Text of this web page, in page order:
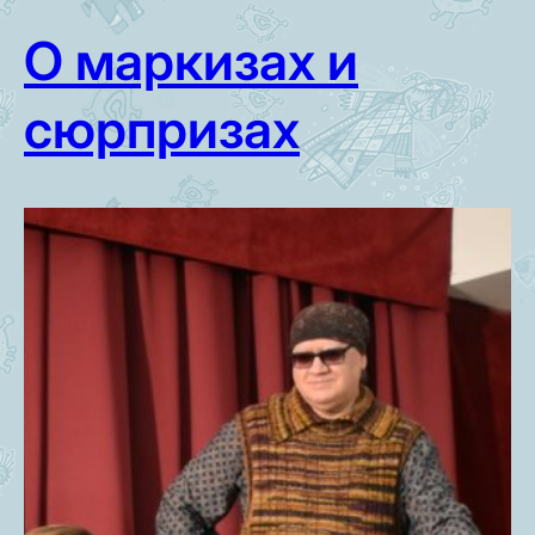
О маркизах и
сюрпризах